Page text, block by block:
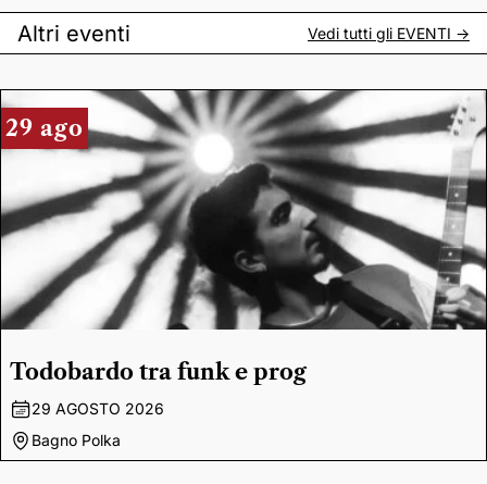
Altri eventi Vedi tutti gli EVENTI ->
29 ago
Todobardo tra funk e prog
29 AGOSTO 2026
Bagno Polka